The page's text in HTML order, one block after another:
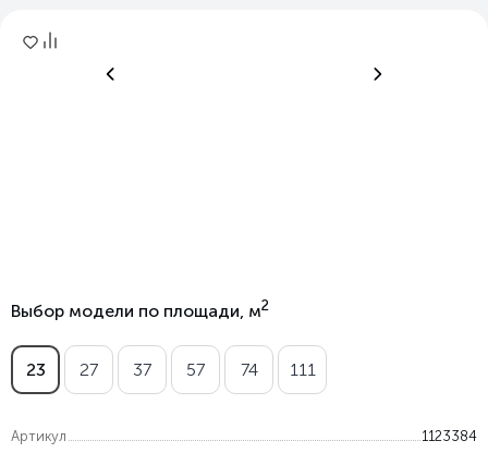
Выбор модели по площади, м2
23 27 37 57 74 111
Артикул
1123384